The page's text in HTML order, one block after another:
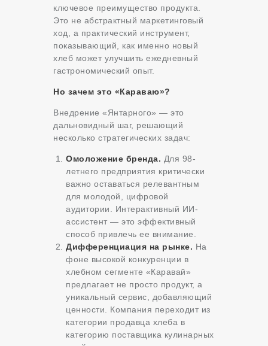
ключевое преимущество продукта.
Это не абстрактный маркетинговый
ход, а практический инструмент,
показывающий, как именно новый
хлеб может улучшить ежедневный
гастрономический опыт.
Но зачем это «Караваю»?
Внедрение «Янтарного» — это
дальновидный шаг, решающий
несколько стратегических задач:
Омоложение бренда. Для 98-
летнего предприятия критически
важно оставаться релевантным
для молодой, цифровой
аудитории. Интерактивный ИИ-
ассистент — это эффективный
способ привлечь ее внимание.
Дифференциация на рынке. На
фоне высокой конкуренции в
хлебном сегменте «Каравай»
предлагает не просто продукт, а
уникальный сервис, добавляющий
ценности. Компания переходит из
категории продавца хлеба в
категорию поставщика кулинарных